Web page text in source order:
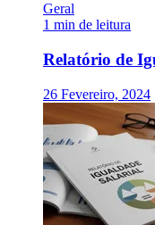
Geral
1 min de leitura
Relatório de
26 Fevereiro, 2024